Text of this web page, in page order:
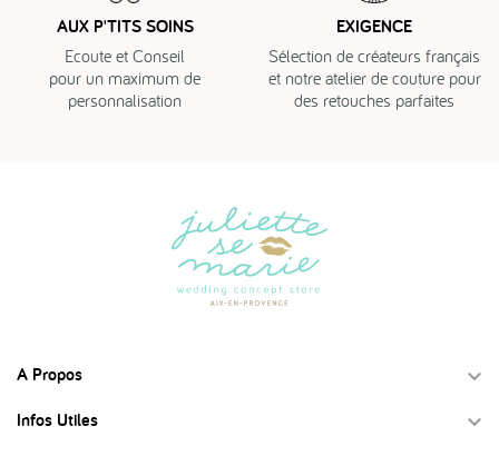
AUX P'TITS SOINS
Ecoute et Conseil
pour un maximum de
personnalisation
EXIGENCE
Sélection de créateurs français
et notre atelier de couture pour
des retouches parfaites
A Propos 
Infos Utiles 